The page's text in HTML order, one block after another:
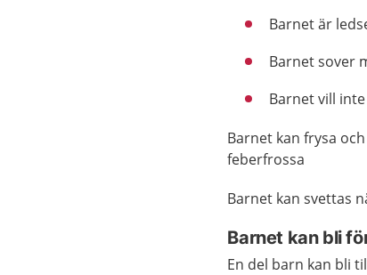
Barnet är
Barnet sover
Barnet vill
Barnet kan frysa
feberfrossa
Barnet kan svettas
Barnet kan bli
En del barn kan bli